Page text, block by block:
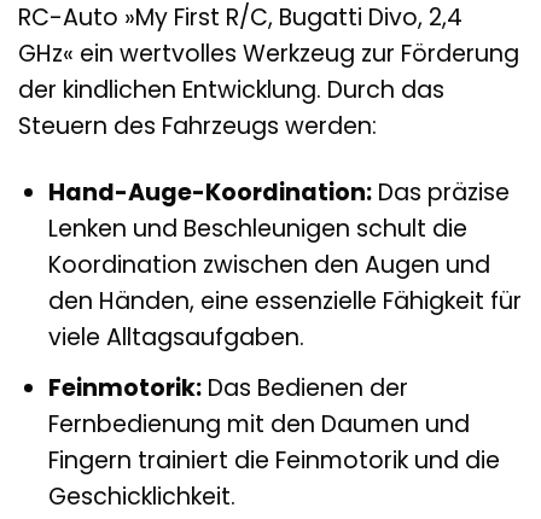
RC-Auto »My First R/C, Bugatti Divo, 2,4
GHz« ein wertvolles Werkzeug zur Förderung
der kindlichen Entwicklung. Durch das
Steuern des Fahrzeugs werden:
Hand-Auge-Koordination:Das präzise
Lenken und Beschleunigen schult die
Koordination zwischen den Augen und
den Händen, eine essenzielle Fähigkeit für
viele Alltagsaufgaben.
Feinmotorik:Das Bedienen der
Fernbedienung mit den Daumen und
Fingern trainiert die Feinmotorik und die
Geschicklichkeit.